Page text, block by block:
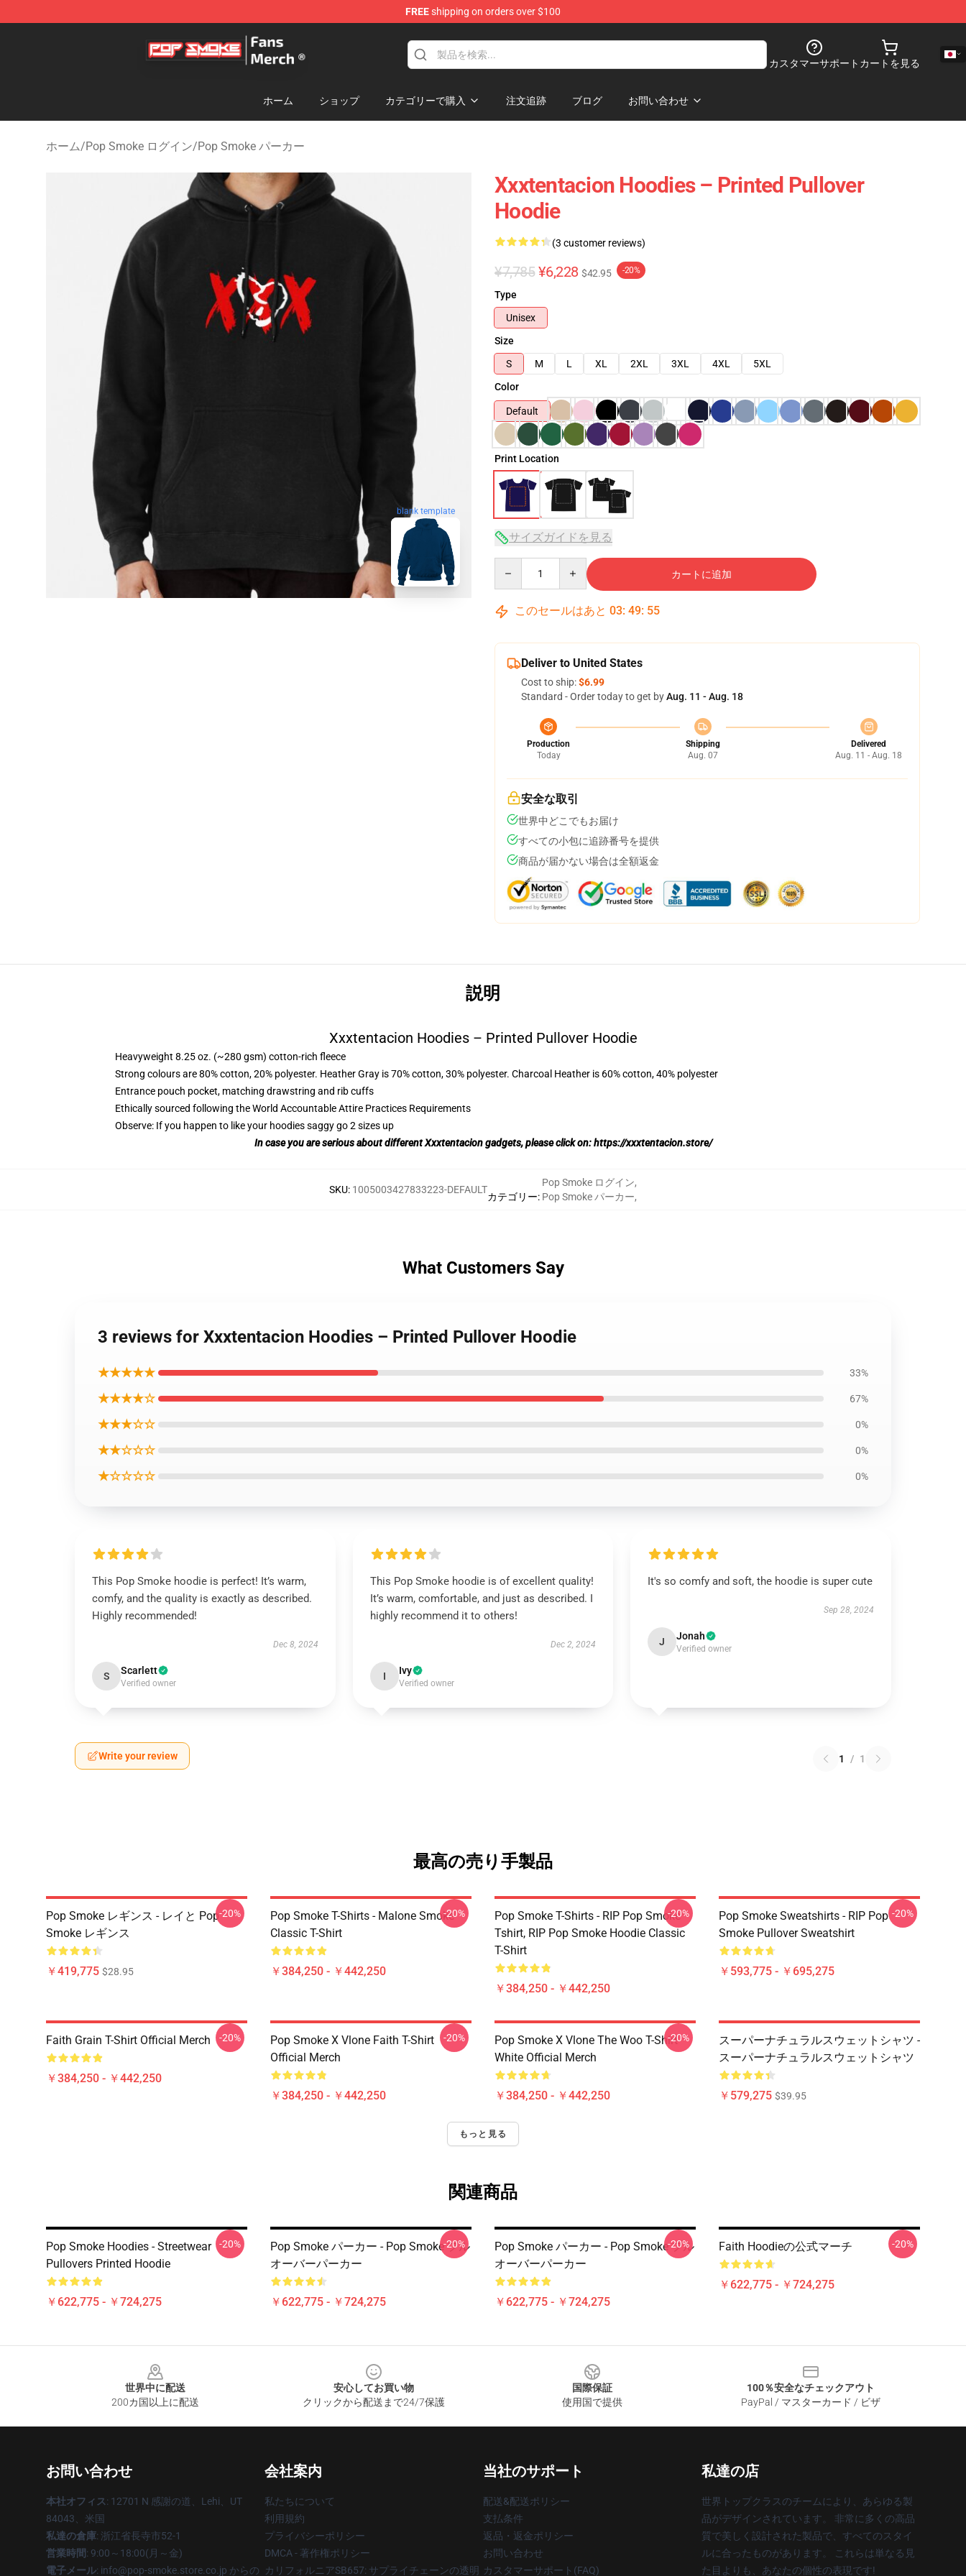
FREEshipping on orders over $100
Pop Smoke Store - Official Pop Smoke Merchandise Shop
カスタマーサポート カートを見る
ホーム ショップ カテゴリーで購入 注文追跡 ブログ お問い合わせ
ホーム/Pop Smoke ログイン/Pop Smoke パーカー
blank template
Xxxtentacion Hoodies – Printed Pullover
Hoodie
(3 customer reviews)
¥7,785 ¥6,228 $42.95 -20%
Type
Unisex
Size
S
M L XL 2XL 3XL 4XL
5XL
Color
Default
Print Location
サイズガイドを見る
カートに追加
このセールはあと 03: 49: 54
Deliver to United States
Cost to ship:$6.99
Standard - Order today to get byAug. 11 - Aug. 18
Production
Today
Shipping
Aug. 07
Delivered
Aug. 11 - Aug. 18
安全な取引
世界中どこでもお届け
すべての小包に追跡番号を提供
商品が届かない場合は全額返金
説明
Xxxtentacion Hoodies – Printed Pullover Hoodie
Heavyweight 8.25 oz. (~280 gsm) cotton-rich fleece
Strong colours are 80% cotton, 20% polyester. Heather Gray is 70% cotton, 30% polyester. Charcoal Heather is 60% cotton, 40% polyester
Entrance pouch pocket, matching drawstring and rib cuffs
Ethically sourced following the World Accountable Attire Practices Requirements
Observe: If you happen to like your hoodies saggy go 2 sizes up
In case you are serious about differentXxxtentacion gadgets, please click on:https://xxxtentacion.store/
SKU: 1005003427833223-DEFAULT
カテゴリー:
Pop Smoke ログイン,
Pop Smoke パーカー,
What Customers Say
3 reviews for Xxxtentacion Hoodies – Printed Pullover Hoodie
★★★★★ 33%
★★★★☆ 67%
★★★☆☆ 0%
★★☆☆☆ 0%
★☆☆☆☆ 0%
This Pop Smoke hoodie is perfect! It’s warm,
comfy, and the quality is exactly as described.
Highly recommended!
Dec 8, 2024
S Scarlett
Verified owner
This Pop Smoke hoodie is of excellent quality!
It’s warm, comfortable, and just as described. I
highly recommend it to others!
Dec 2, 2024
I Ivy
Verified owner
It's so comfy and soft, the hoodie is super cute
Sep 28, 2024
J Jonah
Verified owner
Write your review 1 / 1
最高の売り手製品
Pop Smoke レギンス - レイと Pop
Smoke レギンス
￥419,775 $28.95
-20%
Pop Smoke T-Shirts - Malone Smoke
Classic T-Shirt
￥384,250 - ￥442,250
-20%
Pop Smoke T-Shirts - RIP Pop Smoke
Tshirt, RIP Pop Smoke Hoodie Classic
T-Shirt
￥384,250 - ￥442,250
-20%
Pop Smoke Sweatshirts - RIP Pop
Smoke Pullover Sweatshirt
￥593,775 - ￥695,275
-20%
Faith Grain T-Shirt Official Merch
￥384,250 - ￥442,250
-20%
Pop Smoke X Vlone Faith T-Shirt
Official Merch
￥384,250 - ￥442,250
-20%
Pop Smoke X Vlone The Woo T-Shirt
White Official Merch
￥384,250 - ￥442,250
-20%
スーパーナチュラルスウェットシャツ -
スーパーナチュラルスウェットシャツ
￥579,275 $39.95
もっと見る
関連商品
Pop Smoke Hoodies - Streetwear
Pullovers Printed Hoodie
￥622,775 - ￥724,275
-20%
Pop Smoke パーカー - Pop Smoke プル
オーバーパーカー
￥622,775 - ￥724,275
-20%
Pop Smoke パーカー - Pop Smoke プル
オーバーパーカー
￥622,775 - ￥724,275
-20% Faith Hoodieの公式マーチ
￥622,775 - ￥724,275
-20%
世界中に配送
200カ国以上に配送
安心してお買い物
クリックから配送まで24/7保護
国際保証
使用国で提供
100％安全なチェックアウト
PayPal / マスターカード / ビザ
お問い合わせ
本社オフィス: 12701 N 感謝の道、Lehi、UT
84043、米国
私達の倉庫: 浙江省長寺市52-1
営業時間: 9:00～18:00(月～金)
電子メール: info@pop-smoke.store.co.jp からの
会社案内
私たちについて
利用規約
プライバシーポリシー
DMCA - 著作権ポリシー
カリフォルニアSB657: サプライチェーンの透明
当社のサポート
配送&配送ポリシー
支払条件
返品・返金ポリシー
お問い合わせ
カスタマーサポート(FAQ)
私達の店
世界トップクラスのチームにより、あらゆる製
品がデザインされています。 非常に多くの高品
質で美しく設計された製品で、すべてのスタイ
ルに合ったものがあります。 これらは単なる見
た目よりも、あなたの個性の表現です!